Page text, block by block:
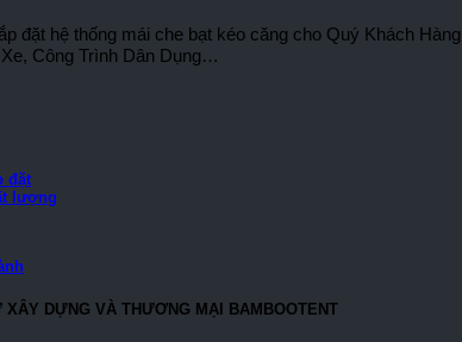
đặt hệ thống mái che bạt kéo căng cho Quý Khách
Công Trình Dân Dụng…
đặt
lượng
DỰNG VÀ THƯƠNG MẠI BAMBOOTENT